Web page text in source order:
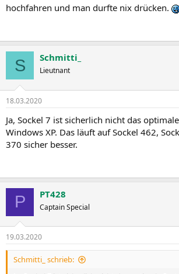
hochfahren und man durfte nix drücken.
S Schmitti_
Lieutnant
18.03.2020
Ja, Sockel 7 ist sicherlich nicht das
Windows XP. Das läuft auf Sockel 462,
370 sicher besser.
P PT428
Captain Special
19.03.2020
Schmitti_ schrieb: